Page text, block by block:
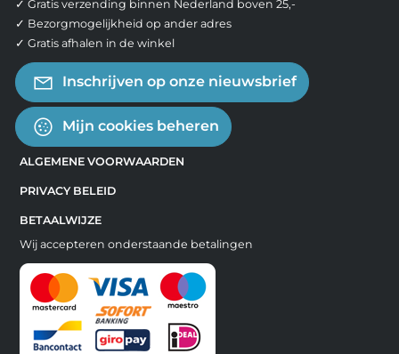
✓ Gratis verzending binnen Nederland boven 25,-
✓ Bezorgmogelijkheid op ander adres
✓ Gratis afhalen in de winkel
Inschrijven op onze nieuwsbrief
Mijn cookies beheren
ALGEMENE VOORWAARDEN
PRIVACY BELEID
BETAALWIJZE
Wij accepteren onderstaande betalingen